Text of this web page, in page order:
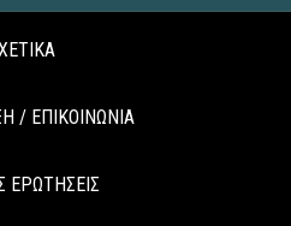
/ ΕΠΙΚΟΙΝΩΝΙΑ
ΕΡΩΤΗΣΕΙΣ